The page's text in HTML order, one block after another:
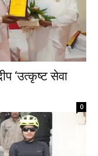
‘उत्कृष्ट सेवा
0